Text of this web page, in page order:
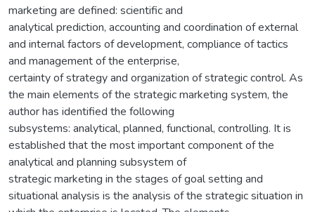
marketing are defined: scientific and
analytical prediction, accounting and coordination of external
and internal factors of development, compliance of tactics
and management of the enterprise,
certainty of strategy and organization of strategic control. As
the main elements of the strategic marketing system, the
author has identified the following
subsystems: analytical, planned, functional, controlling. It is
established that the most important component of the
analytical and planning subsystem of
strategic marketing in the stages of goal setting and
situational analysis is the analysis of the strategic situation in